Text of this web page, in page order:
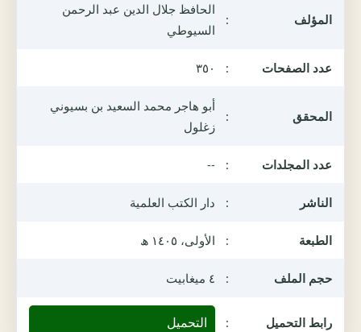
المؤلف :
الحافظ جلال الدين عبد الرحمن
السيوطي
عدد الصفحات : ٣٥٠
المحقق :
أبو هاجر محمد السعيد بن بسيوني
زغلول
عدد المجلدات :
--
الناشر : دار الكتب العلمية
الطبعة : الأولى، ١٤٠٥ ھ
حجم الملف : ٤ ميغابيت
رابط التحميل : التحميل